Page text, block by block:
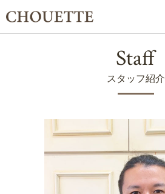
Staff
スタッフ紹介